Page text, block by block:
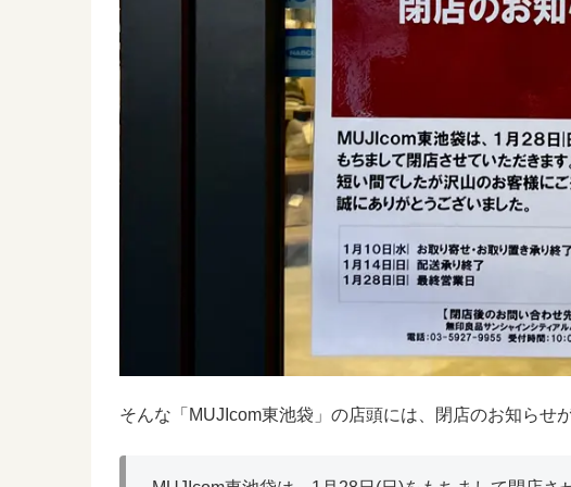
そんな「MUJIcom東池袋」の店頭には、閉店のお知らせ